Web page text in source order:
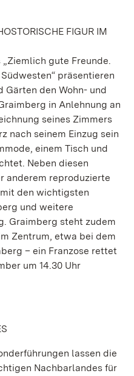
FIGUR IM
gute Freunde.
präsentieren
Gärten den Wohn- und
in Anlehnung an
seines Zimmers
nach seinem Einzug sein
einem Tisch und
Neben diesen
anderem reproduzierte
den wichtigsten
und weitere
Graimberg steht zudem
Zentrum, etwa bei dem
– ein Franzose rettet
um 14.30 Uhr
lassen die
Nachbarlandes für